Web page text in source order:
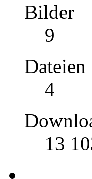
Bilder
9
Dateien
4
13